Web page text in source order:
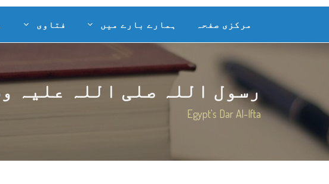
مرکزی صفحہ ہمارے بارے میں فتاوی
رسول اللہ صلی اللہ علیہ
Egypt's Dar Al-Ifta